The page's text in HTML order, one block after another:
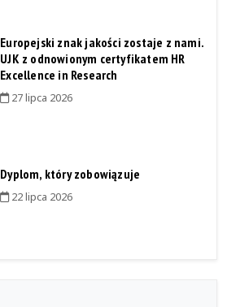
Europejski znak jakości zostaje z nami.
UJK z odnowionym certyfikatem HR
Excellence in Research
27 lipca 2026
Dyplom, który zobowiązuje
22 lipca 2026